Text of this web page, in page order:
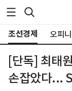
조선경제 오피
[단독] 최태
손잡았다...